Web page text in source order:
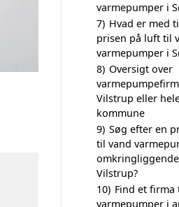
varmepumper i
7) Hvad er med
prisen på luft til
varmepumper i
8) Oversigt over
Vilstrup eller
kommune
9) Søg efter en
til vand
Vilstrup?
10) Find et
varmepumper i